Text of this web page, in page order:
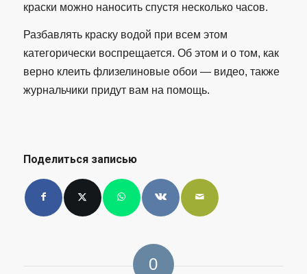
краски можно наносить спустя несколько часов.
Разбавлять краску водой при всем этом
категорически воспрещается. Об этом и о том, как
верно клеить флизелиновые обои — видео, также
журнальчики придут вам на помощь.
Поделиться записью
0